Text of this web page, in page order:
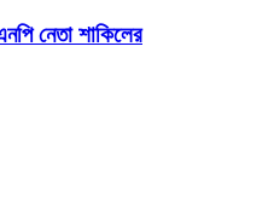
নেতা শাকিলের